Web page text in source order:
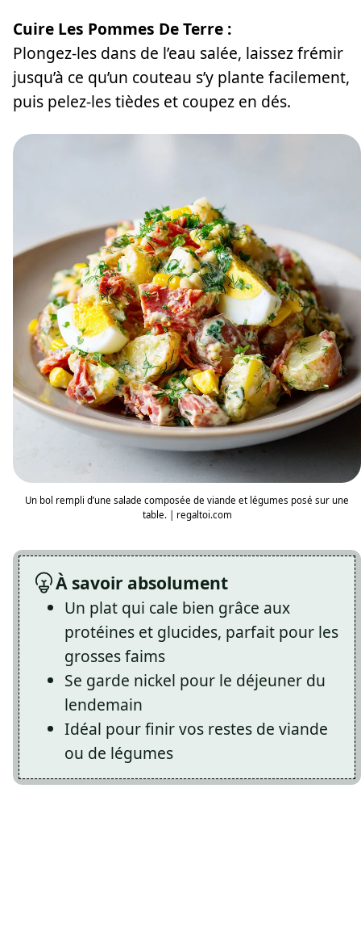
Cuire Les Pommes De Terre :
Plongez-les dans de l’eau salée, laissez frémir
jusqu’à ce qu’un couteau s’y plante facilement,
puis pelez-les tièdes et coupez en dés.
Un bol rempli d’une salade composée de viande et légumes posé sur une
table. | regaltoi.com
À savoir absolument
Un plat qui cale bien grâce aux
protéines et glucides, parfait pour les
grosses faims
Se garde nickel pour le déjeuner du
lendemain
Idéal pour finir vos restes de viande
ou de légumes